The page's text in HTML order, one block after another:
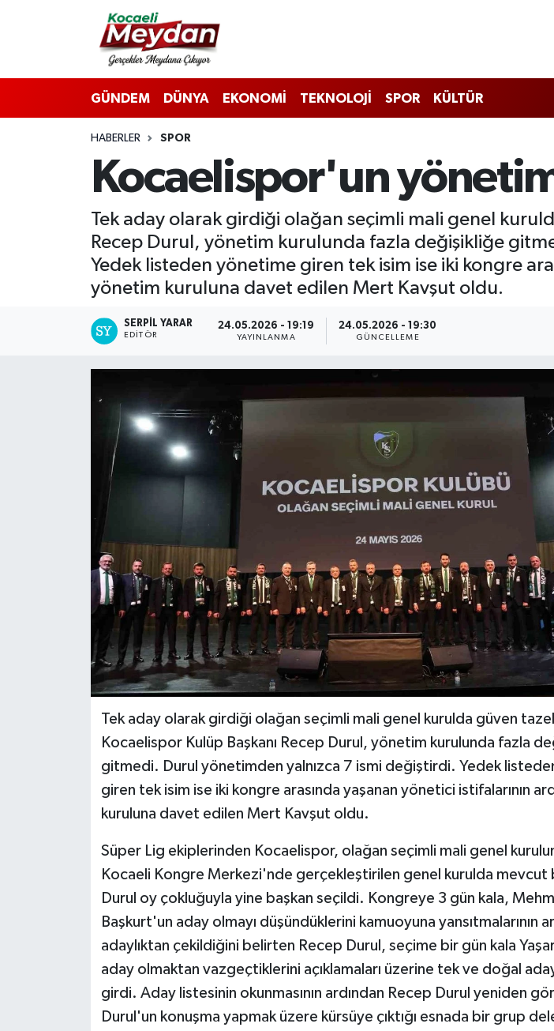
GÜNDEM DÜNYA EKONOMİ TEKNOLOJİ SPOR KÜLTÜR
HABERLER SPOR
Kocaelispor'un
Tek aday olarak girdiği olağan seçimli mali genel
Recep Durul, yönetim kurulunda fazla değişikliğe
Yedek listeden yönetime giren tek isim ise iki kongre
yönetim kuruluna davet edilen Mert Kavşut oldu.
SERPİL YARAR
EDITÖR
24.05.2026 - 19:19
YAYINLANMA
24.05.2026 - 19:30
GÜNCELLEME
Tek aday olarak girdiği olağan seçimli mali genel kurulda güven
Kocaelispor Kulüp Başkanı Recep Durul, yönetim kurulunda fazla
gitmedi. Durul yönetimden yalnızca 7 ismi değiştirdi. Yedek
giren tek isim ise iki kongre arasında yaşanan yönetici istifalarının
kuruluna davet edilen Mert Kavşut oldu.
Süper Lig ekiplerinden Kocaelispor, olağan seçimli mali genel
Kocaeli Kongre Merkezi'nde gerçekleştirilen genel kurulda mevcut
Durul oy çokluğuyla yine başkan seçildi. Kongreye 3 gün kala,
Başkurt'un aday olmayı düşündüklerini kamuoyuna yansıtmalarının
adaylıktan çekildiğini belirten Recep Durul, seçime bir gün kala
aday olmaktan vazgeçtiklerini açıklamaları üzerine tek ve doğal
girdi. Aday listesinin okunmasının ardından Recep Durul yeniden
Durul'un konuşma yapmak üzere kürsüye çıktığı esnada bir grup
Nöbetçi Eczaneler
Hava Durumu
Trafik Durumu
Süper Lig Puan Durumu ve Fikstür
Tüm Manşetler
Son Dakika Haberleri
Haber Arşivi